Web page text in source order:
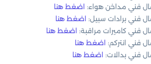
فني مداخن هواء: اضغط هنا
فني برادات سبيل: اضغط هنا
فني كاميرات مراقبة: اضغط هنا
فني انتركم: اضغط هنا
فني بدالات: اضغط هنا